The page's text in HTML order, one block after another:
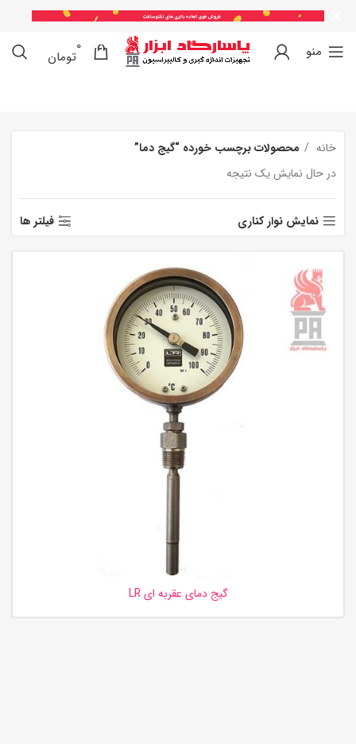
منو 0
0
تومان
خانه
محصولات برچسب خورده “گیج دما”
در حال نمایش یک نتیجه
نمایش نوار کناری فیلتر ها
گیج دمای عقربه ای LR